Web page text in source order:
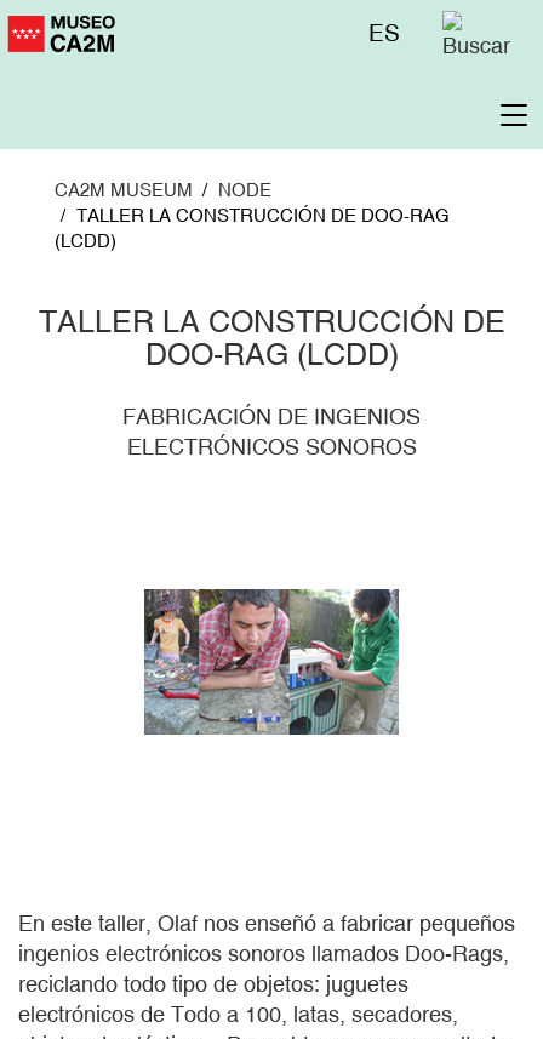
Skip
to
Menú
ES
CA2M MUSEUM
NODE
TALLER LA CONSTRUCCIÓN DE DOO-RAG
(LCDD)
TALLER LA CONSTRUCCIÓN DE
DOO-RAG (LCDD)
FABRICACIÓN DE INGENIOS
ELECTRÓNICOS SONOROS
En este taller, Olaf nos enseñó a fabricar pequeños
ingenios electrónicos sonoros llamados Doo-Rags,
reciclando todo tipo de objetos: juguetes
electrónicos de Todo a 100, latas, secadores,